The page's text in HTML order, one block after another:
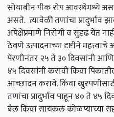
सोयाबीन पीक रोप आवस्थेमध्ये
असते. त्यावेळी तणांचा प्रादुर्भाव
अपेक्षेप्रमाणे निरोगी व सुदृढ येत
ठेवणे उत्पादनाच्या दृष्टीने
पेरणीनंतर २५ ते ३० दिवसांनी
४५ दिवसांनी करावी किंवा
आच्छादन करावे. किंवा
तणांचा प्रादुर्भाव पाहून ४० ते ४५
बैल किंवा सायकल कोळप्याच्या